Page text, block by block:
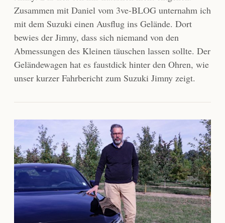
Zusammen mit Daniel vom 3ve-BLOG unternahm ich
mit dem Suzuki einen Ausflug ins Gelände. Dort
bewies der Jimny, dass sich niemand von den
Abmessungen des Kleinen täuschen lassen sollte. Der
Geländewagen hat es faustdick hinter den Ohren, wie
unser kurzer Fahrbericht zum Suzuki Jimny zeigt.